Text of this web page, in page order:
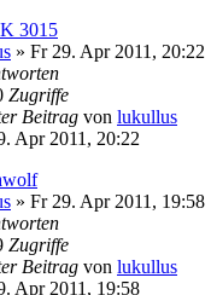
3015
» Fr 29. Apr 2011, 20:22
Zugriffe
Beitrag von lukullus
Apr 2011, 20:22
» Fr 29. Apr 2011, 19:58
Zugriffe
Beitrag von lukullus
Apr 2011, 19:58